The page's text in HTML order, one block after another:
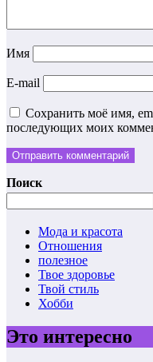
Имя
E-mail
Сохранить моё имя,
последующих моих
Поиск
Мода и красота
Отношения
полезное
Твое здоровье
Твой стиль
Хобби
Это интересно